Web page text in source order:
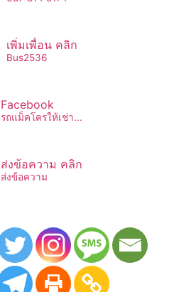
เพิ่มเพื่อน คลิก
Bus2536​
Facebook
รถแม็คโครให้เช่า...
ส่งข้อความ คลิก
ส่งข้อความ